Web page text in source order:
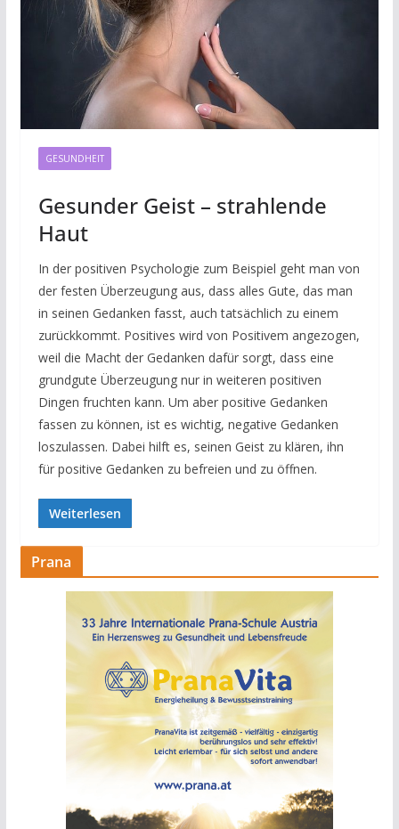
GESUNDHEIT
Gesunder Geist – strahlende
Haut
In der positiven Psychologie zum Beispiel geht man von
der festen Überzeugung aus, dass alles Gute, das man
in seinen Gedanken fasst, auch tatsächlich zu einem
zurückkommt. Positives wird von Positivem angezogen,
weil die Macht der Gedanken dafür sorgt, dass eine
grundgute Überzeugung nur in weiteren positiven
Dingen fruchten kann. Um aber positive Gedanken
fassen zu können, ist es wichtig, negative Gedanken
loszulassen. Dabei hilft es, seinen Geist zu klären, ihn
für positive Gedanken zu befreien und zu öffnen.
Weiterlesen
Prana